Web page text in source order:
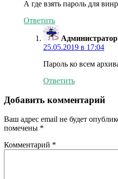
А где взять пароль для
Ответить
Администратор
25.05.2019 в 17:04
Пароль ко всем
Ответить
Добавить комментарий
Ваш адрес email не будет
помечены *
Комментарий *